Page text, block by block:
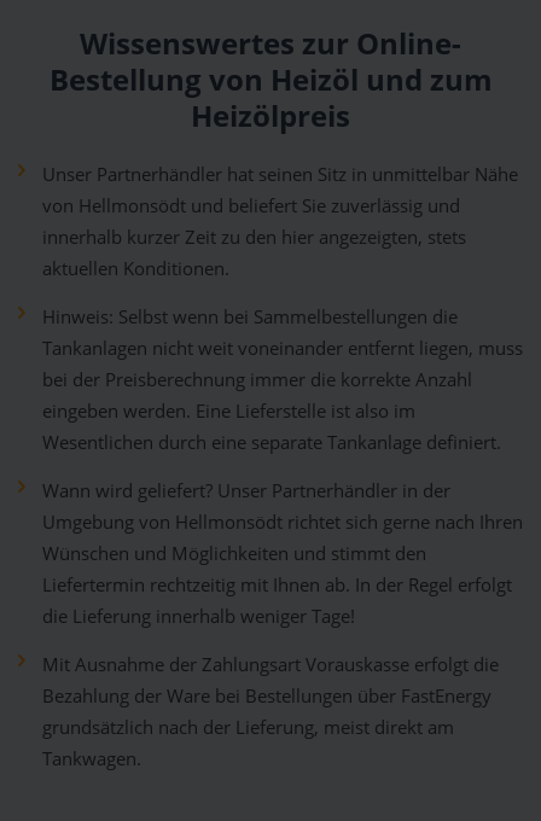
Wissenswertes zur Online-
Bestellung von Heizöl und zum
Heizölpreis
Unser Partnerhändler hat seinen Sitz in unmittelbar Nähe
von Hellmonsödt und beliefert Sie zuverlässig und
innerhalb kurzer Zeit zu den hier angezeigten, stets
aktuellen Konditionen.
Hinweis: Selbst wenn bei Sammelbestellungen die
Tankanlagen nicht weit voneinander entfernt liegen, muss
bei der Preisberechnung immer die korrekte Anzahl
eingeben werden. Eine Lieferstelle ist also im
Wesentlichen durch eine separate Tankanlage definiert.
Wann wird geliefert? Unser Partnerhändler in der
Umgebung von Hellmonsödt richtet sich gerne nach Ihren
Wünschen und Möglichkeiten und stimmt den
Liefertermin rechtzeitig mit Ihnen ab. In der Regel erfolgt
die Lieferung innerhalb weniger Tage!
Mit Ausnahme der Zahlungsart Vorauskasse erfolgt die
Bezahlung der Ware bei Bestellungen über FastEnergy
grundsätzlich nach der Lieferung, meist direkt am
Tankwagen.